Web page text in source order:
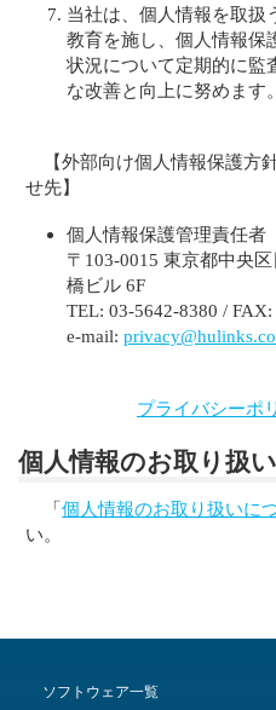
当社は、個人情報を取扱
教育を施し、個人情報保
状況について定期的に監
な改善と向上に努めます。
【外部向け個人情報保護方
せ先】
個人情報保護管理責任
〒103-0015 東京都中央
橋ビル 6F
TEL: 03-5642-8380 /
e-mail:
プライバシーポ
個人情報のお取り扱
「個人情報のお取り扱いに
い。
ソフトウェア一覧